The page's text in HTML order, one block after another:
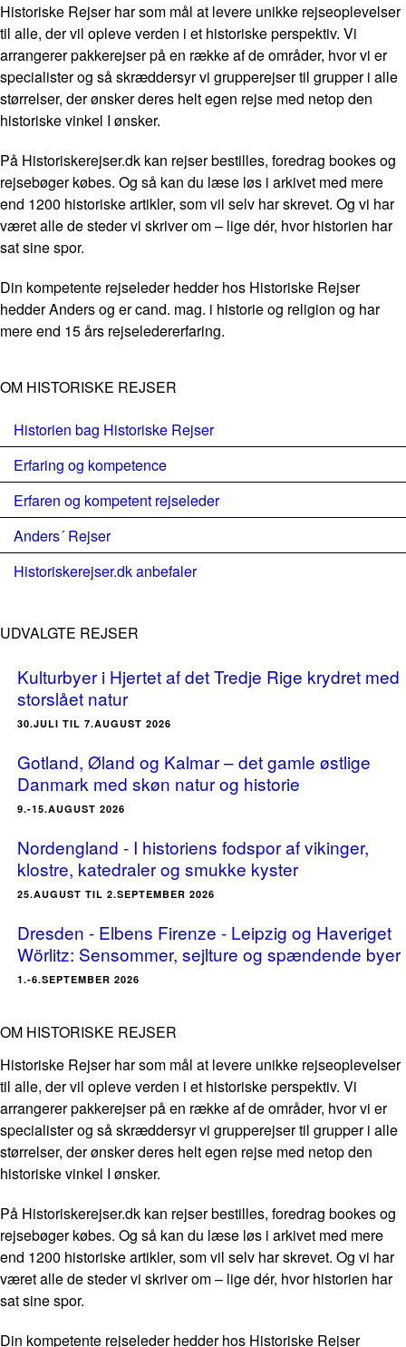
Historiske Rejser har som mål at levere unikke rejseoplevelser
til alle, der vil opleve verden i et historiske perspektiv. Vi
arrangerer pakkerejser på en række af de områder, hvor vi er
specialister og så skræddersyr vi grupperejser til grupper i alle
størrelser, der ønsker deres helt egen rejse med netop den
historiske vinkel I ønsker.
På Historiskerejser.dk kan rejser bestilles, foredrag bookes og
rejsebøger købes. Og så kan du læse løs i arkivet med mere
end 1200 historiske artikler, som vil selv har skrevet. Og vi har
været alle de steder vi skriver om – lige dér, hvor historien har
sat sine spor.
Din kompetente rejseleder hedder hos Historiske Rejser
hedder Anders og er cand. mag. i historie og religion og har
mere end 15 års rejseledererfaring.
OM HISTORISKE REJSER
Historien bag Historiske Rejser
Erfaring og kompetence
Erfaren og kompetent rejseleder
Anders´ Rejser
Historiskerejser.dk anbefaler
UDVALGTE REJSER
Kulturbyer i Hjertet af det Tredje Rige krydret med
storslået natur
30.JULI TIL 7.AUGUST 2026
Gotland, Øland og Kalmar – det gamle østlige
Danmark med skøn natur og historie
9.-15.AUGUST 2026
Nordengland - I historiens fodspor af vikinger,
klostre, katedraler og smukke kyster
25.AUGUST TIL 2.SEPTEMBER 2026
Dresden - Elbens Firenze - Leipzig og Haveriget
Wörlitz: Sensommer, sejlture og spændende byer
1.-6.SEPTEMBER 2026
OM HISTORISKE REJSER
Historiske Rejser har som mål at levere unikke rejseoplevelser
til alle, der vil opleve verden i et historiske perspektiv. Vi
arrangerer pakkerejser på en række af de områder, hvor vi er
specialister og så skræddersyr vi grupperejser til grupper i alle
størrelser, der ønsker deres helt egen rejse med netop den
historiske vinkel I ønsker.
På Historiskerejser.dk kan rejser bestilles, foredrag bookes og
rejsebøger købes. Og så kan du læse løs i arkivet med mere
end 1200 historiske artikler, som vil selv har skrevet. Og vi har
været alle de steder vi skriver om – lige dér, hvor historien har
sat sine spor.
Din kompetente rejseleder hedder hos Historiske Rejser